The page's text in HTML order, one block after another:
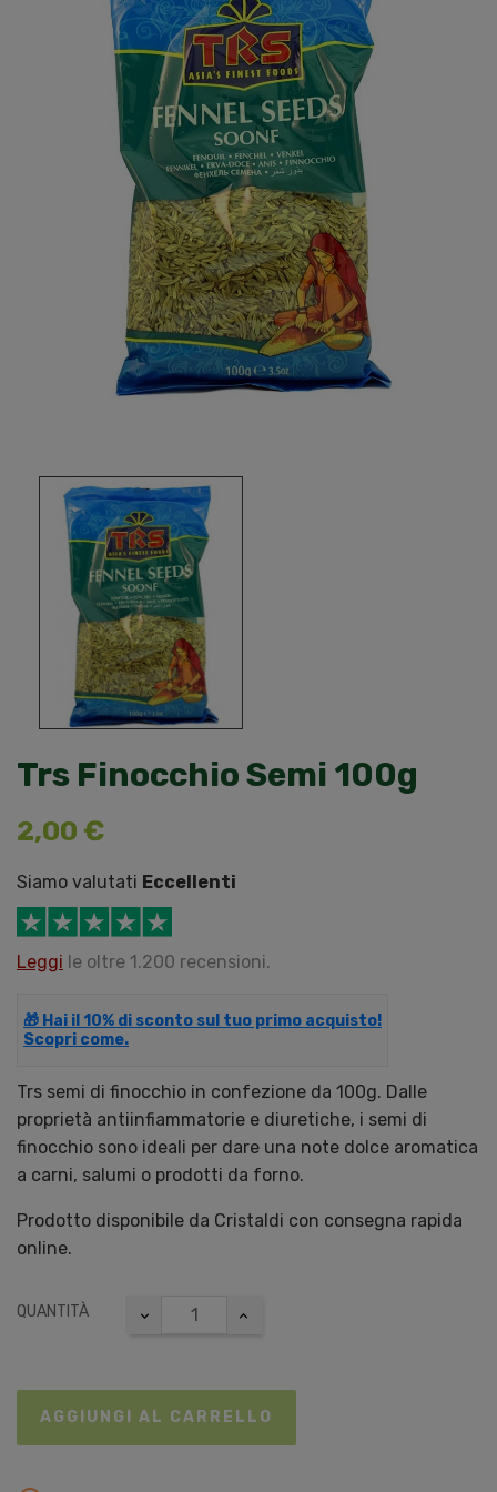
Trs Finocchio Semi 100g
2,00 €
Siamo valutati Eccellenti
Leggi le oltre 1.200 recensioni.
🎁 Hai il 10% di sconto sul tuo primo acquisto!
Scopri come.
Trs semi di finocchio in confezione da 100g. Dalle
proprietà antiinfiammatorie e diuretiche, i semi di
finocchio sono ideali per dare una note dolce aromatica
a carni, salumi o prodotti da forno.
Prodotto disponibile da Cristaldi con consegna rapida
online.
QUANTITÀ
AGGIUNGI AL CARRELLO